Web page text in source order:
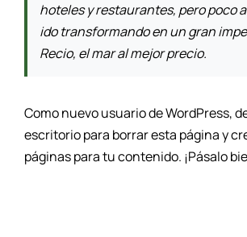
hoteles y restaurantes, pero poco
ido transformando en un gran
Recio, el mar al mejor precio.
Como nuevo usuario de WordPress,
escritoriopara borrar esta página y
páginas para tu contenido. ¡Pásalo